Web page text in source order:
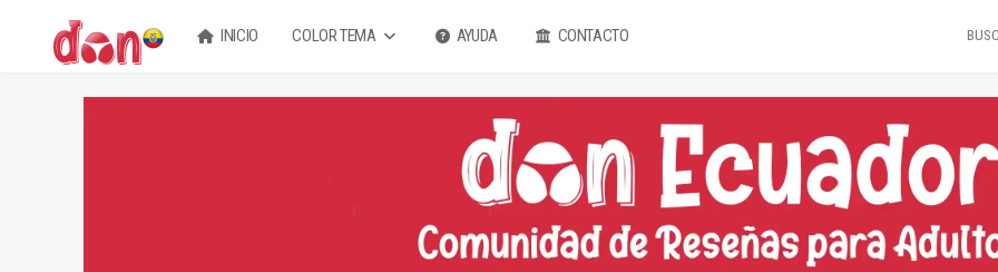
INICIO COLOR TEMA AYUDA CONTACTO